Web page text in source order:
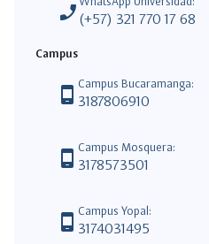
phone_enabled (+57) 321 770 17 68
Campus
phone_android Campus Bucaramanga:
3187806910
phone_android Campus Mosquera:
3178573501
phone_android Campus Yopal:
3174031495